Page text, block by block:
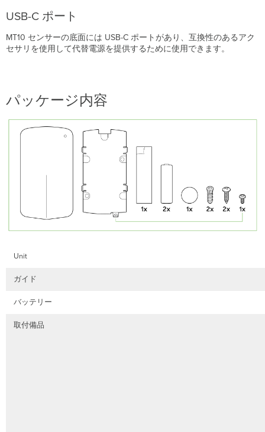
USB-C ポート
MT10 センサーの底面には USB-C ポートがあり、互換性のあるアク
セサリを使用して代替電源を提供するために使用できます。
パッケージ内容
Unit
ガイド
バッテリー
取付備品